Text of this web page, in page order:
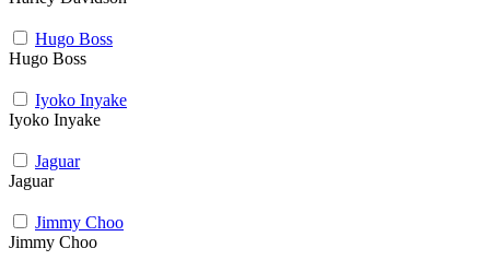
Hugo Boss
Hugo Boss
Iyoko Inyake
Iyoko Inyake
Jaguar
Jaguar
Jimmy Choo
Jimmy Choo